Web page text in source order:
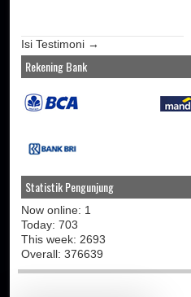
Isi Testimoni →
Rekening Bank
Statistik Pengunjung
Now online: 1
Today: 703
This week: 2693
Overall: 376639